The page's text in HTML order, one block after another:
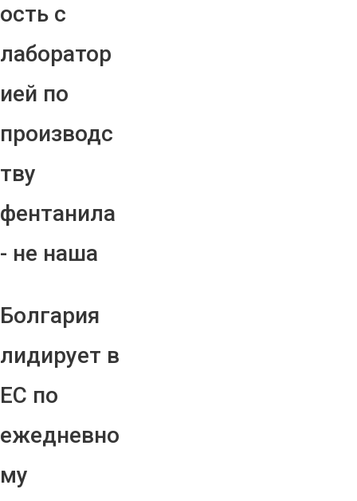
ость с
лаборатор
ией по
производс
тву
фентанила
- не наша
Болгария
лидирует в
ЕС по
ежедневно
му